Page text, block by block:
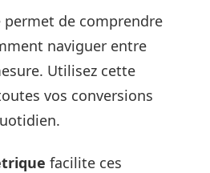
de comprendre
naviguer entre
Utilisez cette
vos conversions
facilite ces